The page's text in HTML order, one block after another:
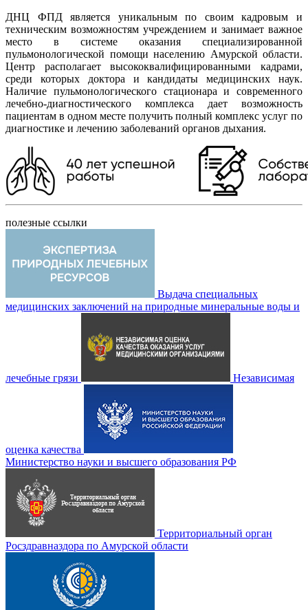
ДНЦ ФПД является уникальным по своим кадровым и
техническим возможностям учреждением и занимает важное
место в системе оказания специализированной
пульмонологической помощи населению Амурской области.
Центр располагает высококвалифицированными кадрами,
среди которых доктора и кандидаты медицинских наук.
Наличие пульмонологического стационара и современного
лечебно-диагностического комплекса дает возможность
пациентам в одном месте получить полный комплекс услуг по
диагностике и лечению заболеваний органов дыхания.
полезные ссылки
Выдача специальных
медицинских заключений на природные минеральные воды и
лечебные грязи Независимая
оценка качества
Министерство науки и высшего образования РФ
Территориальный орган
Росздравназдора по Амурской области